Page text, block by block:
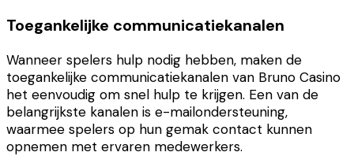
Toegankelijke communicatiekanalen
Wanneer spelers hulp nodig hebben, maken de
toegankelijke communicatiekanalen van Bruno Casino
het eenvoudig om snel hulp te krijgen. Een van de
belangrijkste kanalen is e-mailondersteuning,
waarmee spelers op hun gemak contact kunnen
opnemen met ervaren medewerkers.